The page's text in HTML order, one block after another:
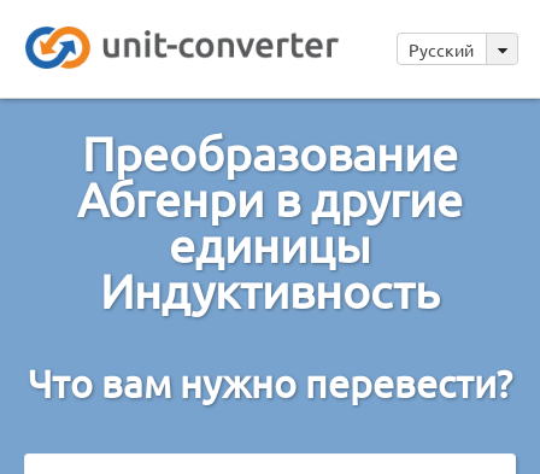
Русский
Преобразование
Абгенри в другие
единицы
Индуктивность
Что вам нужно перевести?